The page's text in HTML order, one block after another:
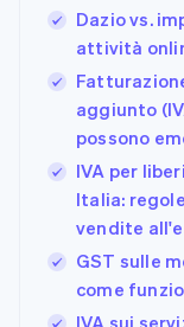
Dazio vs.
attività
aggiunto
possono
IVA per
Italia:
vendite
GST sulle
come
IVA sui